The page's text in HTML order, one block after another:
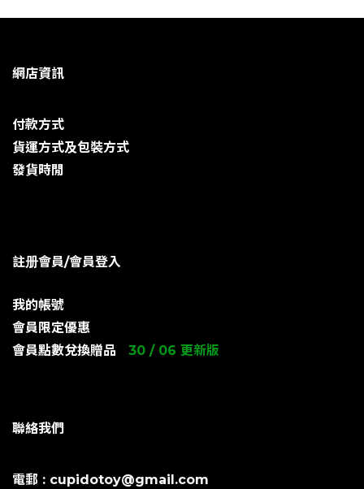
網店資訊
付款方式
貨運方式及包裝方式
發貨時閒
註册會員/會員登入
我的帳號
會員限定優惠
會員點數兌換贈品
30 / 06 更新版
聯絡我們
電郵 : cupidotoy@gmail.com